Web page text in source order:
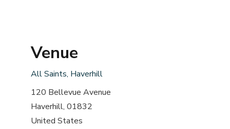
Venue
All Saints, Haverhill
120 Bellevue Avenue
Haverhill, 01832
United States